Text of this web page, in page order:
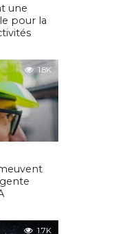
une
pour la
1.8K
1.7K